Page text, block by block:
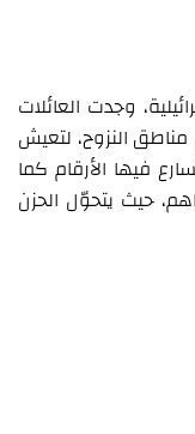
وجدت العائلات
النزوح، لتعيش
فيها الأرقام كما
حيث يتحوّل الحزن